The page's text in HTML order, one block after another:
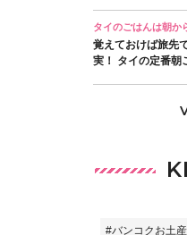
タイのごはんは朝か
覚えておけば旅先
実！ タイの定番朝
#バンコクお土産